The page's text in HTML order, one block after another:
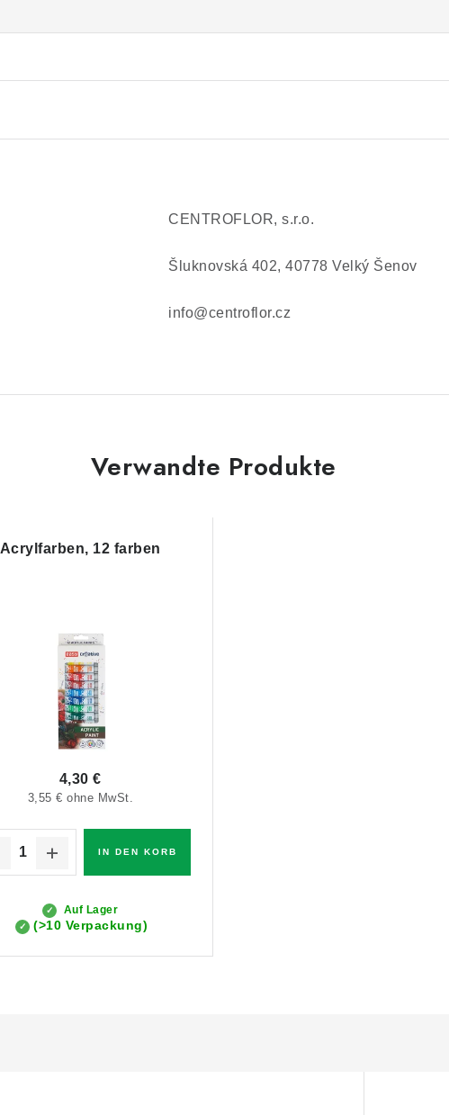
CENTROFLOR, s.r.o.
Šluknovská 402, 40778 Velký Šenov
info@centroflor.cz
Verwandte Produkte
Acrylfarben, 12 farben
Auf Lager
(>10 Verpackung)
3,55 € ohne MwSt.
4,30 €
IN DEN KORB